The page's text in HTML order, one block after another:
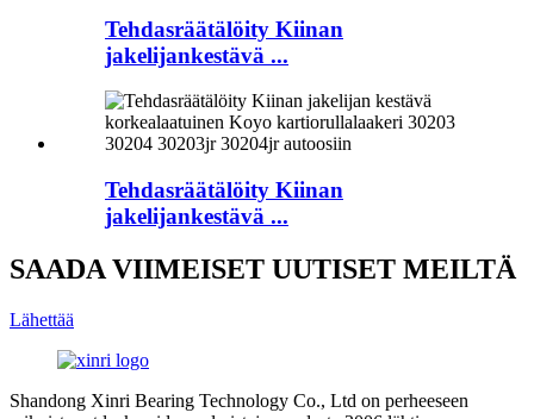
Tehdasräätälöity Kiinan
jakelijankestävä ...
Tehdasräätälöity Kiinan
jakelijankestävä ...
SAADA VIIMEISET UUTISET MEILTÄ
Lähettää
Shandong Xinri Bearing Technology Co., Ltd on perheeseen